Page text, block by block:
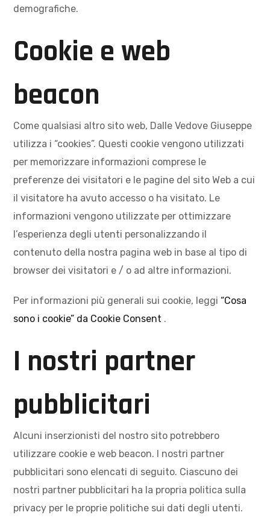
demografiche.
Cookie e web
beacon
Come qualsiasi altro sito web, Dalle Vedove Giuseppe
utilizza i “cookies”. Questi cookie vengono utilizzati
per memorizzare informazioni comprese le
preferenze dei visitatori e le pagine del sito Web a cui
il visitatore ha avuto accesso o ha visitato. Le
informazioni vengono utilizzate per ottimizzare
l’esperienza degli utenti personalizzando il
contenuto della nostra pagina web in base al tipo di
browser dei visitatori e / o ad altre informazioni.
Per informazioni più generali sui cookie, leggi “Cosa
sono i cookie” da Cookie Consent .
I nostri partner
pubblicitari
Alcuni inserzionisti del nostro sito potrebbero
utilizzare cookie e web beacon. I nostri partner
pubblicitari sono elencati di seguito. Ciascuno dei
nostri partner pubblicitari ha la propria politica sulla
privacy per le proprie politiche sui dati degli utenti.